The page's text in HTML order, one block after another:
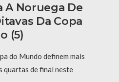
A Noruega De
Da Copa
(5)
do Mundo definem mais
quartas de final neste